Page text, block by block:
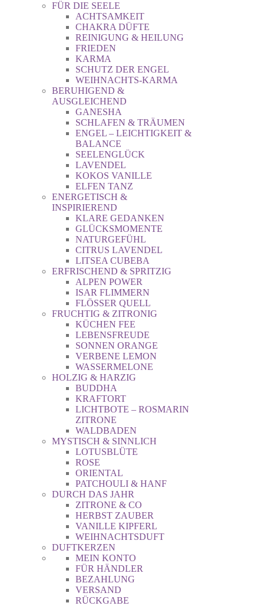
FÜR DIE SEELE
ACHTSAMKEIT
CHAKRA DÜFTE
REINIGUNG & HEILUNG
FRIEDEN
KARMA
SCHUTZ DER ENGEL
WEIHNACHTS-KARMA
BERUHIGEND &
AUSGLEICHEND
GANESHA
SCHLAFEN & TRÄUMEN
ENGEL – LEICHTIGKEIT &
BALANCE
SEELENGLÜCK
LAVENDEL
KOKOS VANILLE
ELFEN TANZ
ENERGETISCH &
INSPIRIEREND
KLARE GEDANKEN
GLÜCKSMOMENTE
NATURGEFÜHL
CITRUS LAVENDEL
LITSEA CUBEBA
ERFRISCHEND & SPRITZIG
ALPEN POWER
ISAR FLIMMERN
FLÖSSER QUELL
FRUCHTIG & ZITRONIG
KÜCHEN FEE
LEBENSFREUDE
SONNEN ORANGE
VERBENE LEMON
WASSERMELONE
HOLZIG & HARZIG
BUDDHA
KRAFTORT
LICHTBOTE – ROSMARIN
ZITRONE
WALDBADEN
MYSTISCH & SINNLICH
LOTUSBLÜTE
ROSE
ORIENTAL
PATCHOULI & HANF
DURCH DAS JAHR
ZITRONE & CO
HERBST ZAUBER
VANILLE KIPFERL
WEIHNACHTSDUFT
DUFTKERZEN
MEIN KONTO
FÜR HÄNDLER
BEZAHLUNG
VERSAND
RÜCKGABE